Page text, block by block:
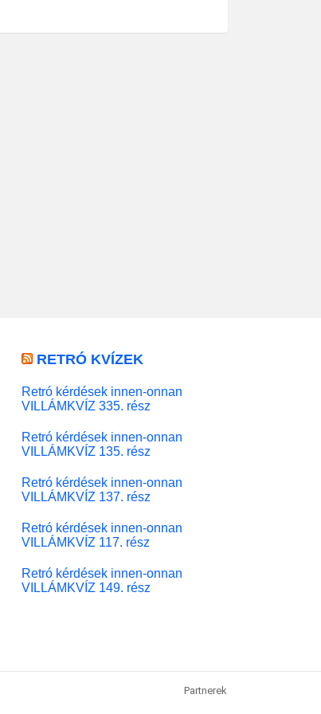
RETRÓ KVÍZEK
Retró kérdések innen-onnan
VILLÁMKVÍZ 335. rész
Retró kérdések innen-onnan
VILLÁMKVÍZ 135. rész
Retró kérdések innen-onnan
VILLÁMKVÍZ 137. rész
Retró kérdések innen-onnan
VILLÁMKVÍZ 117. rész
Retró kérdések innen-onnan
VILLÁMKVÍZ 149. rész
Partnerek